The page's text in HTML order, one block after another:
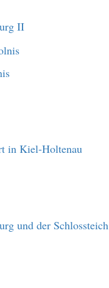
II
in Kiel-Holtenau
und der Schlossteich